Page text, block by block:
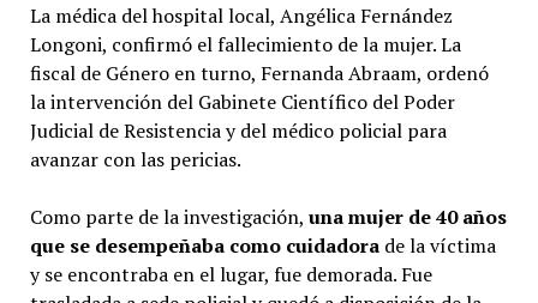
La médica del hospital local, Angélica Fernández
Longoni, confirmó el fallecimiento de la mujer. La
fiscal de Género en turno, Fernanda Abraam, ordenó
la intervención del Gabinete Científico del Poder
Judicial de Resistencia y del médico policial para
avanzar con las pericias.
Como parte de la investigación, una mujer de 40 años
que se desempeñaba como cuidadorade la víctima
y se encontraba en el lugar, fue demorada. Fue